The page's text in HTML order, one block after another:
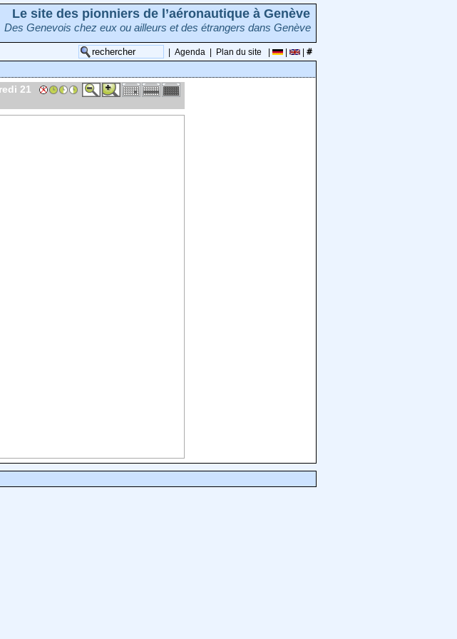
Le site des pionniers de l’aéronautique à Genève
Des Genevois chez eux ou ailleurs et des étrangers dans Genève
Agenda Plan du site
21